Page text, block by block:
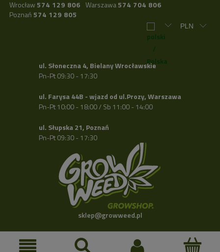
Wrocław 574 129 806 Warszawa574 704 806
Poznań 574 129 805
ul. Słoneczna 4, Bielany Wrocławskie
Pn-Pt 09:30 - 17:30
ul. Farysa 44B - wjazd od ul.Prozy, Warszawa
Pn-Pt 10:00 - 18:00 / Sb 11:00 - 14:00
ul. Słupska 21, Poznań
Pn-Pt 09:30 - 17:30
sklep@growweed.pl